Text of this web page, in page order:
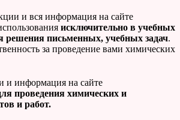
и вся информация на сайте
исключительно в учебных
решения письменных, учебных задач.
за проведение вами химических
и информация на сайте
проведения химических и
и работ.